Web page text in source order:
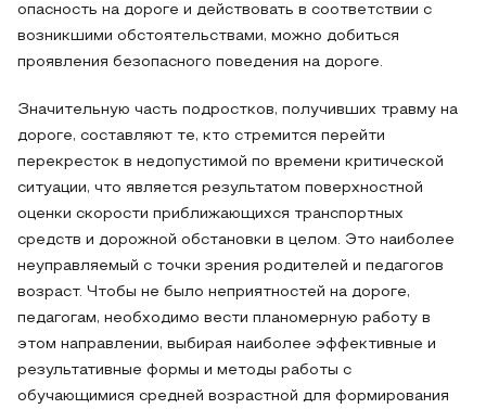
опасность на дороге и действовать в соответствии с
возникшими обстоятельствами, можно добиться
проявления безопасного поведения на дороге.
Значительную часть подростков, получивших травму на
дороге, составляют те, кто стремится перейти
перекресток в недопустимой по времени критической
ситуации, что является результатом поверхностной
оценки скорости приближающихся транспортных
средств и дорожной обстановки в целом. Это наиболее
неуправляемый с точки зрения родителей и педагогов
возраст. Чтобы не было неприятностей на дороге,
педагогам, необходимо вести планомерную работу в
этом направлении, выбирая наиболее эффективные и
результативные формы и методы работы с
обучающимися средней возрастной для формирования